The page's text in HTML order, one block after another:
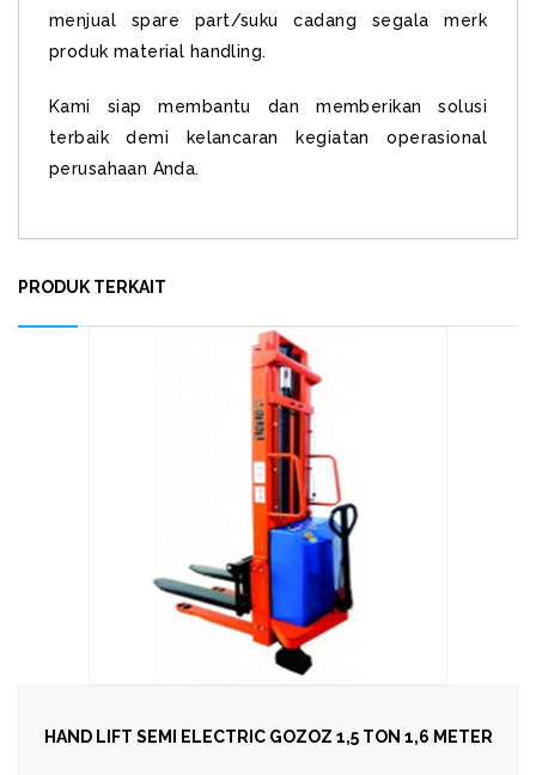
menjual spare part/suku cadang segala merk
produk material handling.
Kami siap membantu dan memberikan solusi
terbaik demi kelancaran kegiatan operasional
perusahaan Anda.
PRODUK TERKAIT
HAND LIFT SEMI ELECTRIC GOZOZ 1,5 TON 1,6 METER